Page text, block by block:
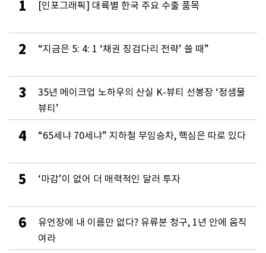
1 [인포그래픽] 대륙별 한국 주요 수출 품목
2 “지금은 5: 4: 1 ‘채권 징검다리 전략’ 쓸 때”
3
35년 메이크업 노하우의 산실 K-뷰티 선봉장 ‘정샘물
뷰티’
4 “65세냐 70세냐” 지하철 무임승차, 핵심은 따로 있다
5 ‘마감’이 없어 더 매력적인 달러 투자
6
유언장에 내 이름만 없다? 유류분 청구, 1년 안에 움직
여라